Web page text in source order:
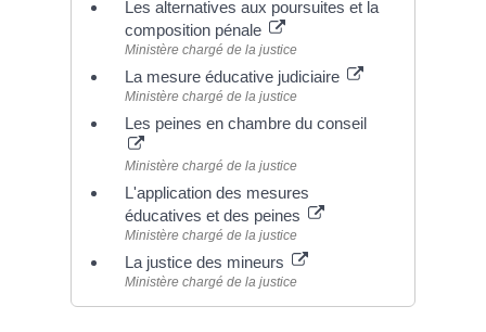
Les alternatives aux poursuites et la
composition pénale
Ministère chargé de la justice
La mesure éducative judiciaire
Ministère chargé de la justice
Les peines en chambre du conseil
Ministère chargé de la justice
L'application des mesures
éducatives et des peines
Ministère chargé de la justice
La justice des mineurs
Ministère chargé de la justice